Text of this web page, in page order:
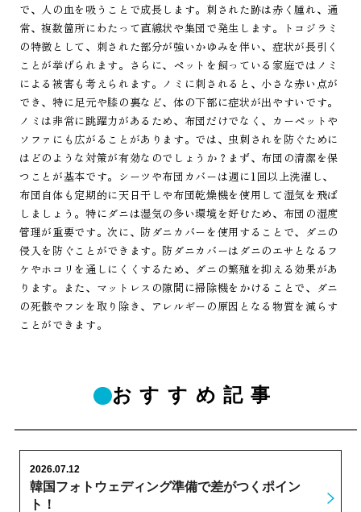
で、人の血を吸うことで成長します。刺された跡は赤く腫れ、通
常、複数箇所にわたって直線状や集団で発生します。トコジラミ
の特徴として、刺された部分が強いかゆみを伴い、症状が長引く
ことが挙げられます。さらに、ペットを飼っている家庭ではノミ
による被害も考えられます。ノミに刺されると、小さな赤い点が
でき、特に足元や膝の裏など、体の下部に症状が出やすいです。
ノミは非常に跳躍力があるため、布団だけでなく、カーペットや
ソファにも広がることがあります。では、虫刺されを防ぐために
はどのような対策が有効なのでしょうか？まず、布団の清潔を保
つことが基本です。シーツや布団カバーは週に1回以上洗濯し、
布団自体も定期的に天日干しや布団乾燥機を使用して湿気を飛ば
しましょう。特にダニは湿気の多い環境を好むため、布団の湿度
管理が重要です。次に、防ダニカバーを使用することで、ダニの
侵入を防ぐことができます。防ダニカバーはダニのエサとなるフ
ケやホコリを通しにくくするため、ダニの繁殖を抑える効果があ
ります。また、マットレスの隙間に掃除機をかけることで、ダニ
の死骸やフンを取り除き、アレルギーの原因となる物質を減らす
ことができます。
おすすめ記事
韓国フォトウェディング準備で差がつくポイン
ト！
2026.07.12